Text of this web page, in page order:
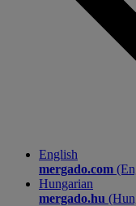
English
mergado.com
Hungarian
mergado.hu